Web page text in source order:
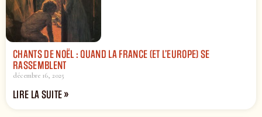
CHANTS DE NOËL : QUAND LA FRANCE (ET L’EUROPE) SE
RASSEMBLENT
décembre 16, 2025
LIRE LA SUITE »